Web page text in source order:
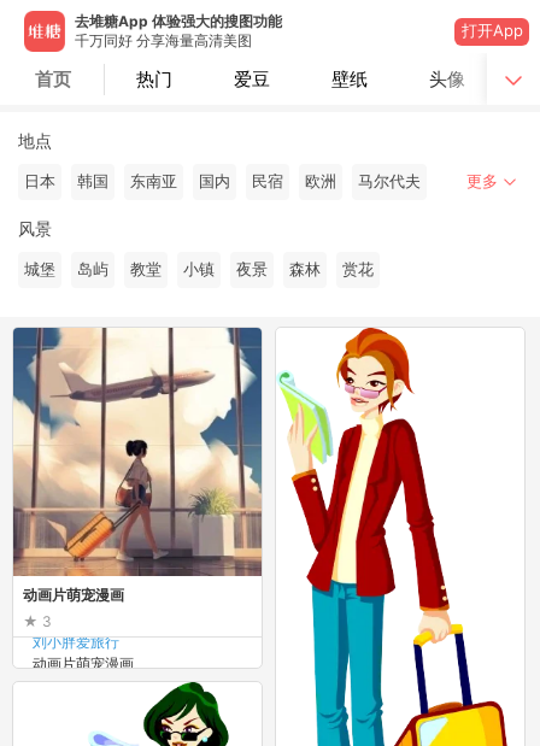
去堆糖App 体验强大的搜图功能
千万同好 分享海量高清美图
打开App
首页 热门 爱豆 壁纸 头像
地点
日本 韩国 东南亚 国内 民宿 欧洲 马尔代夫 更多
风景
城堡 岛屿 教堂 小镇 夜景 森林 赏花
动画片萌宠漫画
3
刘小胖爱旅行
动画片萌宠漫画